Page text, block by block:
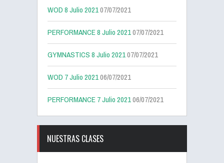
WOD 8 Julio 202107/07/2021
PERFORMANCE 8 Julio 202107/07/2021
GYMNASTICS 8 Julio 202107/07/2021
WOD 7 Julio 202106/07/2021
PERFORMANCE 7 Julio 202106/07/2021
NUESTRAS CLASES